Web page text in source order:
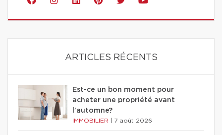
ARTICLES RÉCENTS
Est-ce un bon moment pour
acheter une propriété avant
l'automne?
IMMOBILIER 7 août 2026